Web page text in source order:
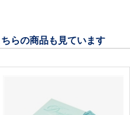
らの商品も見ています